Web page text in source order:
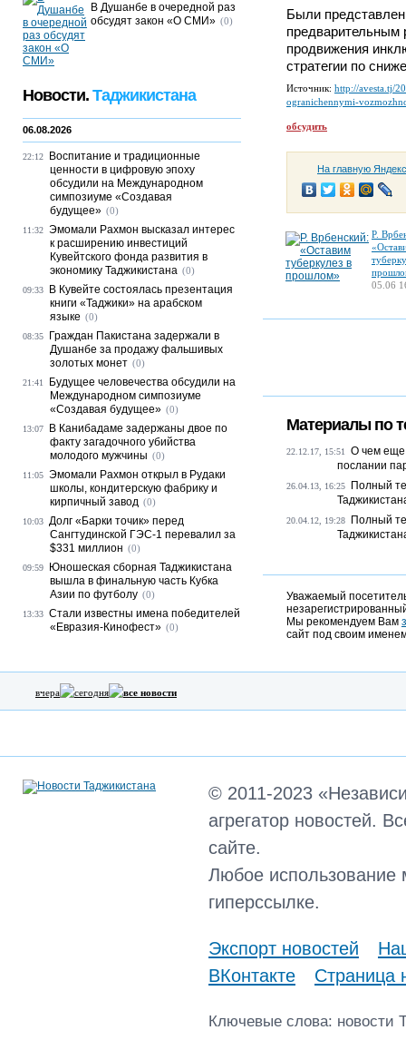
Были
предварительным
продвижения
стратегии по
Источник: http://avesta.tj/
ogranichennymi-
обсудить
На главную
Р.
05.06
Материалы по
22.12.17, 15:51
О чем еще
послании
26.04.13, 16:25
Полный
20.04.12, 19:28
Полный
Уважаемый
Мы рекомендуем Вам
сайт под своим
В Душанбе в очередной раз
обсудят закон «О СМИ» (0)
Новости. Таджикистана
06.08.2026
22:12
Воспитание и традиционные
ценности в цифровую эпоху
обсудили на Международном
симпозиуме «Создавая
будущее» (0)
11:32 Эмомали Рахмон высказал интерес
к расширению инвестиций
Кувейтского фонда развития в
экономику Таджикистана (0)
09:33
В Кувейте состоялась презентация
книги «Таджики» на арабском
языке (0)
08:35
Граждан Пакистана задержали в
Душанбе за продажу фальшивых
золотых монет (0)
21:41
Будущее человечества обсудили на
Международном симпозиуме
«Создавая будущее» (0)
13:07
В Канибадаме задержаны двое по
факту загадочного убийства
молодого мужчины (0)
11:05 Эмомали Рахмон открыл в Рудаки
школы, кондитерскую фабрику и
кирпичный завод (0)
10:03 Долг «Барки точик» перед
Сангтудинской ГЭС-1 перевалил за
$331 миллион (0)
09:59
Юношеская сборная Таджикистана
вышла в финальную часть Кубка
Азии по футболу (0)
13:33 Стали известны имена победителей
«Евразия-Кинофест» (0)
вчера сегодня все новости
© 2011-2023
агрегатор новостей.
сайте.
Любое использование
гиперссылке.
Экспорт новостей
ВКонтакте
Страница
Ключевые слова: новости